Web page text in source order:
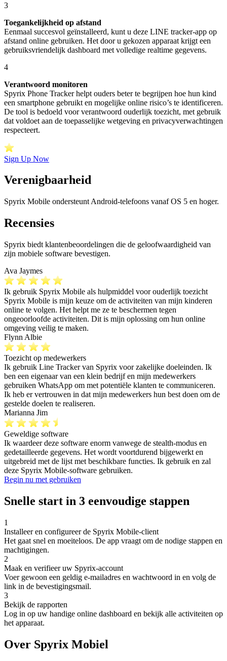
3
Toegankelijkheid op afstand
Eenmaal succesvol geïnstalleerd, kunt u deze LINE tracker-app op
afstand online gebruiken. Het door u gekozen apparaat krijgt een
gebruiksvriendelijk dashboard met volledige realtime gegevens.
4
Verantwoord monitoren
Spyrix Phone Tracker helpt ouders beter te begrijpen hoe hun kind
een smartphone gebruikt en mogelijke online risico’s te identificeren.
De tool is bedoeld voor verantwoord ouderlijk toezicht, met gebruik
dat voldoet aan de toepasselijke wetgeving en privacyverwachtingen
respecteert.
Sign Up Now
Verenigbaarheid
Spyrix Mobile ondersteunt Android-telefoons vanaf OS 5 en hoger.
Recensies
Spyrix biedt klantenbeoordelingen die de geloofwaardigheid van
zijn mobiele software bevestigen.
Ava Jaymes
Ik gebruik Spyrix Mobile als hulpmiddel voor ouderlijk toezicht
Spyrix Mobile is mijn keuze om de activiteiten van mijn kinderen
online te volgen. Het helpt me ze te beschermen tegen
ongeoorloofde activiteiten. Dit is mijn oplossing om hun online
omgeving veilig te maken.
Flynn Albie
Toezicht op medewerkers
Ik gebruik Line Tracker van Spyrix voor zakelijke doeleinden. Ik
ben een eigenaar van een klein bedrijf en mijn medewerkers
gebruiken WhatsApp om met potentiële klanten te communiceren.
Ik heb er vertrouwen in dat mijn medewerkers hun best doen om de
gestelde doelen te realiseren.
Marianna Jim
Geweldige software
Ik waardeer deze software enorm vanwege de stealth-modus en
gedetailleerde gegevens. Het wordt voortdurend bijgewerkt en
uitgebreid met de lijst met beschikbare functies. Ik gebruik en zal
deze Spyrix Mobile-software gebruiken.
Begin nu met gebruiken
Snelle start in 3 eenvoudige stappen
1
Installeer en configureer de Spyrix Mobile-client
Het gaat snel en moeiteloos. De app vraagt ​​om de nodige stappen en
machtigingen.
2
Maak en verifieer uw Spyrix-account
Voer gewoon een geldig e-mailadres en wachtwoord in en volg de
link in de bevestigingsmail.
3
Bekijk de rapporten
Log in op uw handige online dashboard en bekijk alle activiteiten op
het apparaat.
Over Spyrix Mobiel